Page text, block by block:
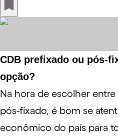
CDB prefixado ou pós-
opção?
Na hora de escolher
pós-fixado, é bom se
econômico do país para